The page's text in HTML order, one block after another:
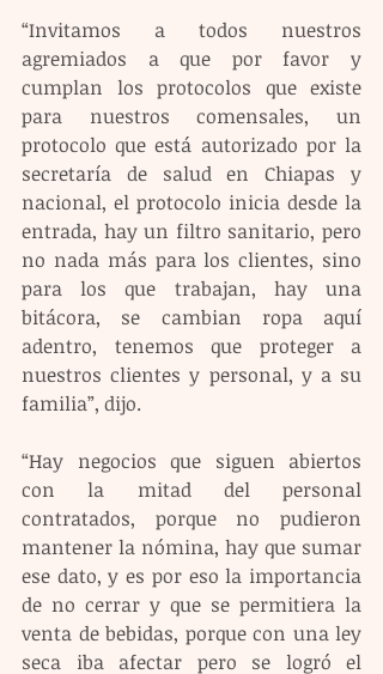
“Invitamos a todos nuestros
agremiados a que por favor y
cumplan los protocolos que existe
para nuestros comensales, un
protocolo que está autorizado por la
secretaría de salud en Chiapas y
nacional, el protocolo inicia desde la
entrada, hay un filtro sanitario, pero
no nada más para los clientes, sino
para los que trabajan, hay una
bitácora, se cambian ropa aquí
adentro, tenemos que proteger a
nuestros clientes y personal, y a su
familia”, dijo.
“Hay negocios que siguen abiertos
con la mitad del personal
contratados, porque no pudieron
mantener la nómina, hay que sumar
ese dato, y es por eso la importancia
de no cerrar y que se permitiera la
venta de bebidas, porque con una ley
seca iba afectar pero se logró el